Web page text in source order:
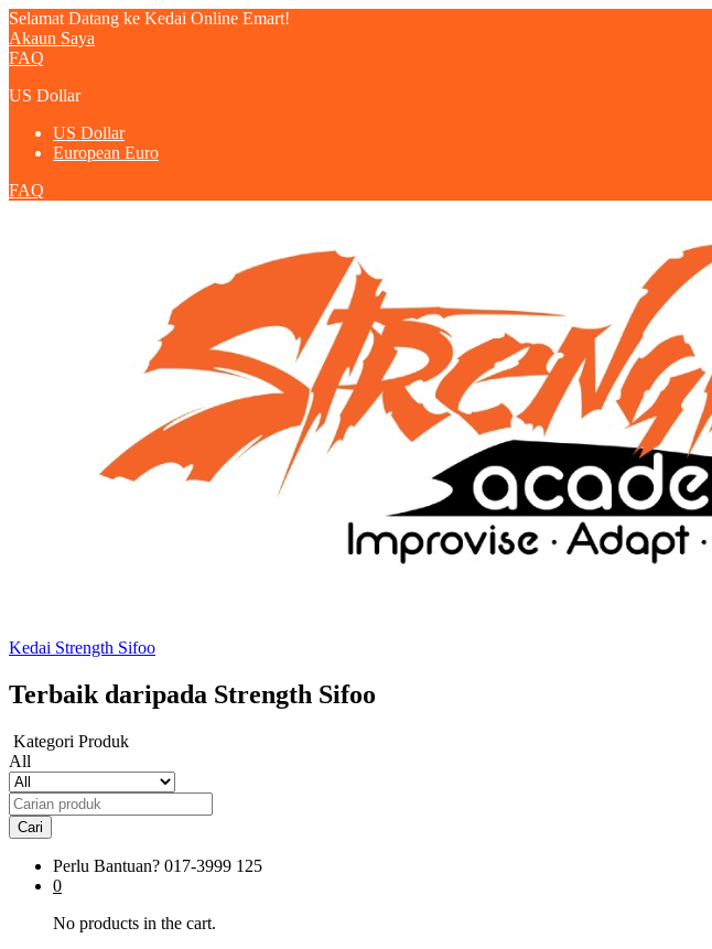
Selamat Datang ke Kedai Online Emart!
Akaun Saya
FAQ
US Dollar
US Dollar
European Euro
FAQ
Kedai Strength Sifoo
Terbaik daripada Strength Sifoo
Kategori Produk
All
Cari
Perlu Bantuan? 017-3999 125
0
No products in the cart.